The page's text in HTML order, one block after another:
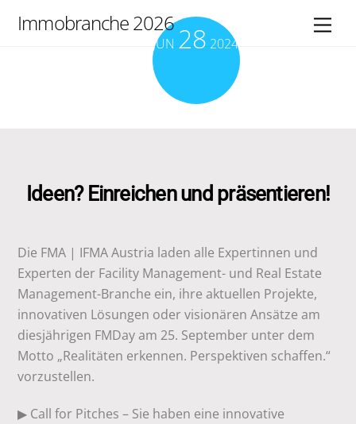
Immobranche 2026
JUN 28 2024
Ideen? Einreichen und präsentieren!
Die FMA | IFMA Austria laden alle Expertinnen und
Experten der Facility Management- und Real Estate
Management-Branche ein, ihre aktuellen Projekte,
innovativen Lösungen oder visionären Ansätze am
diesjährigen FMDay am 25. September unter dem
Motto „Realitäten erkennen. Perspektiven schaffen.“
vorzustellen.
▶ Call for Pitches – Sie haben eine innovative